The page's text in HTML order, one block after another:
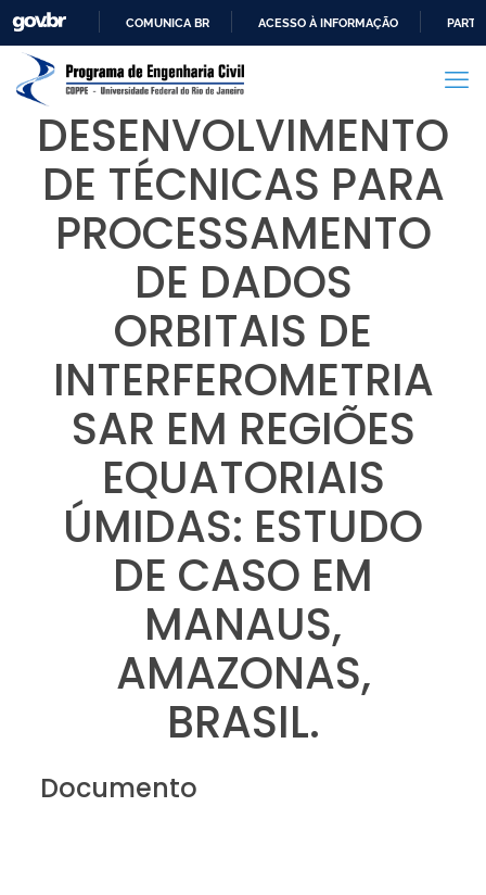
PARA
CONTEÚDO
COMUNICA BR ACESSO À INFORMAÇÃO
DESENVOLVIMENTO
DE TÉCNICAS PARA
PROCESSAMENTO
DE DADOS
ORBITAIS DE
INTERFEROMETRIA
SAR EM REGIÕES
EQUATORIAIS
ÚMIDAS: ESTUDO
DE CASO EM
MANAUS,
AMAZONAS,
BRASIL.
Documento